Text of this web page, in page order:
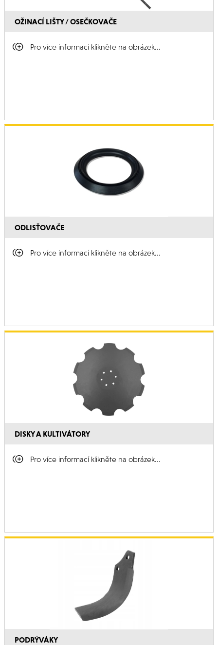
OŽINACÍ LIŠTY / OSEČKOVAČE
Pro více informací klikněte na obrázek...
ODLISŤOVAČE
Pro více informací klikněte na obrázek...
DISKY A KULTIVÁTORY
Pro více informací klikněte na obrázek...
PODRÝVÁKY